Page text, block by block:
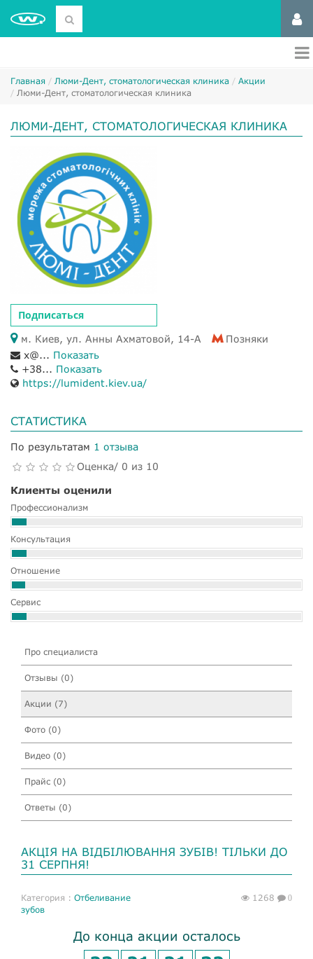
Главная Люми-Дент, стоматологическая клиника
Акции
Люми-Дент, стоматологическая клиника
ЛЮМИ-ДЕНТ, СТОМАТОЛОГИЧЕСКАЯ КЛИНИКА
Подписаться
м. Киев, ул. Анны Ахматовой, 14-А
Позняки
x@... Показать
+38... Показать
https://lumident.kiev.ua/
СТАТИСТИКА
По результатам 1 отзыва
Оценка/ 0 из 10
Клиенты оценили
Профессионализм
Консультация
Отношение
Сервис
Про специалиста
Отзывы (0)
Акции (7)
Фото (0)
Видео (0)
Прайс (0)
Ответы (0)
АКЦІЯ НА ВІДБІЛЮВАННЯ ЗУБІВ! ТІЛЬКИ ДО
31 СЕРПНЯ!
Категория : Отбеливание
зубов
1268 0
До конца акции осталось